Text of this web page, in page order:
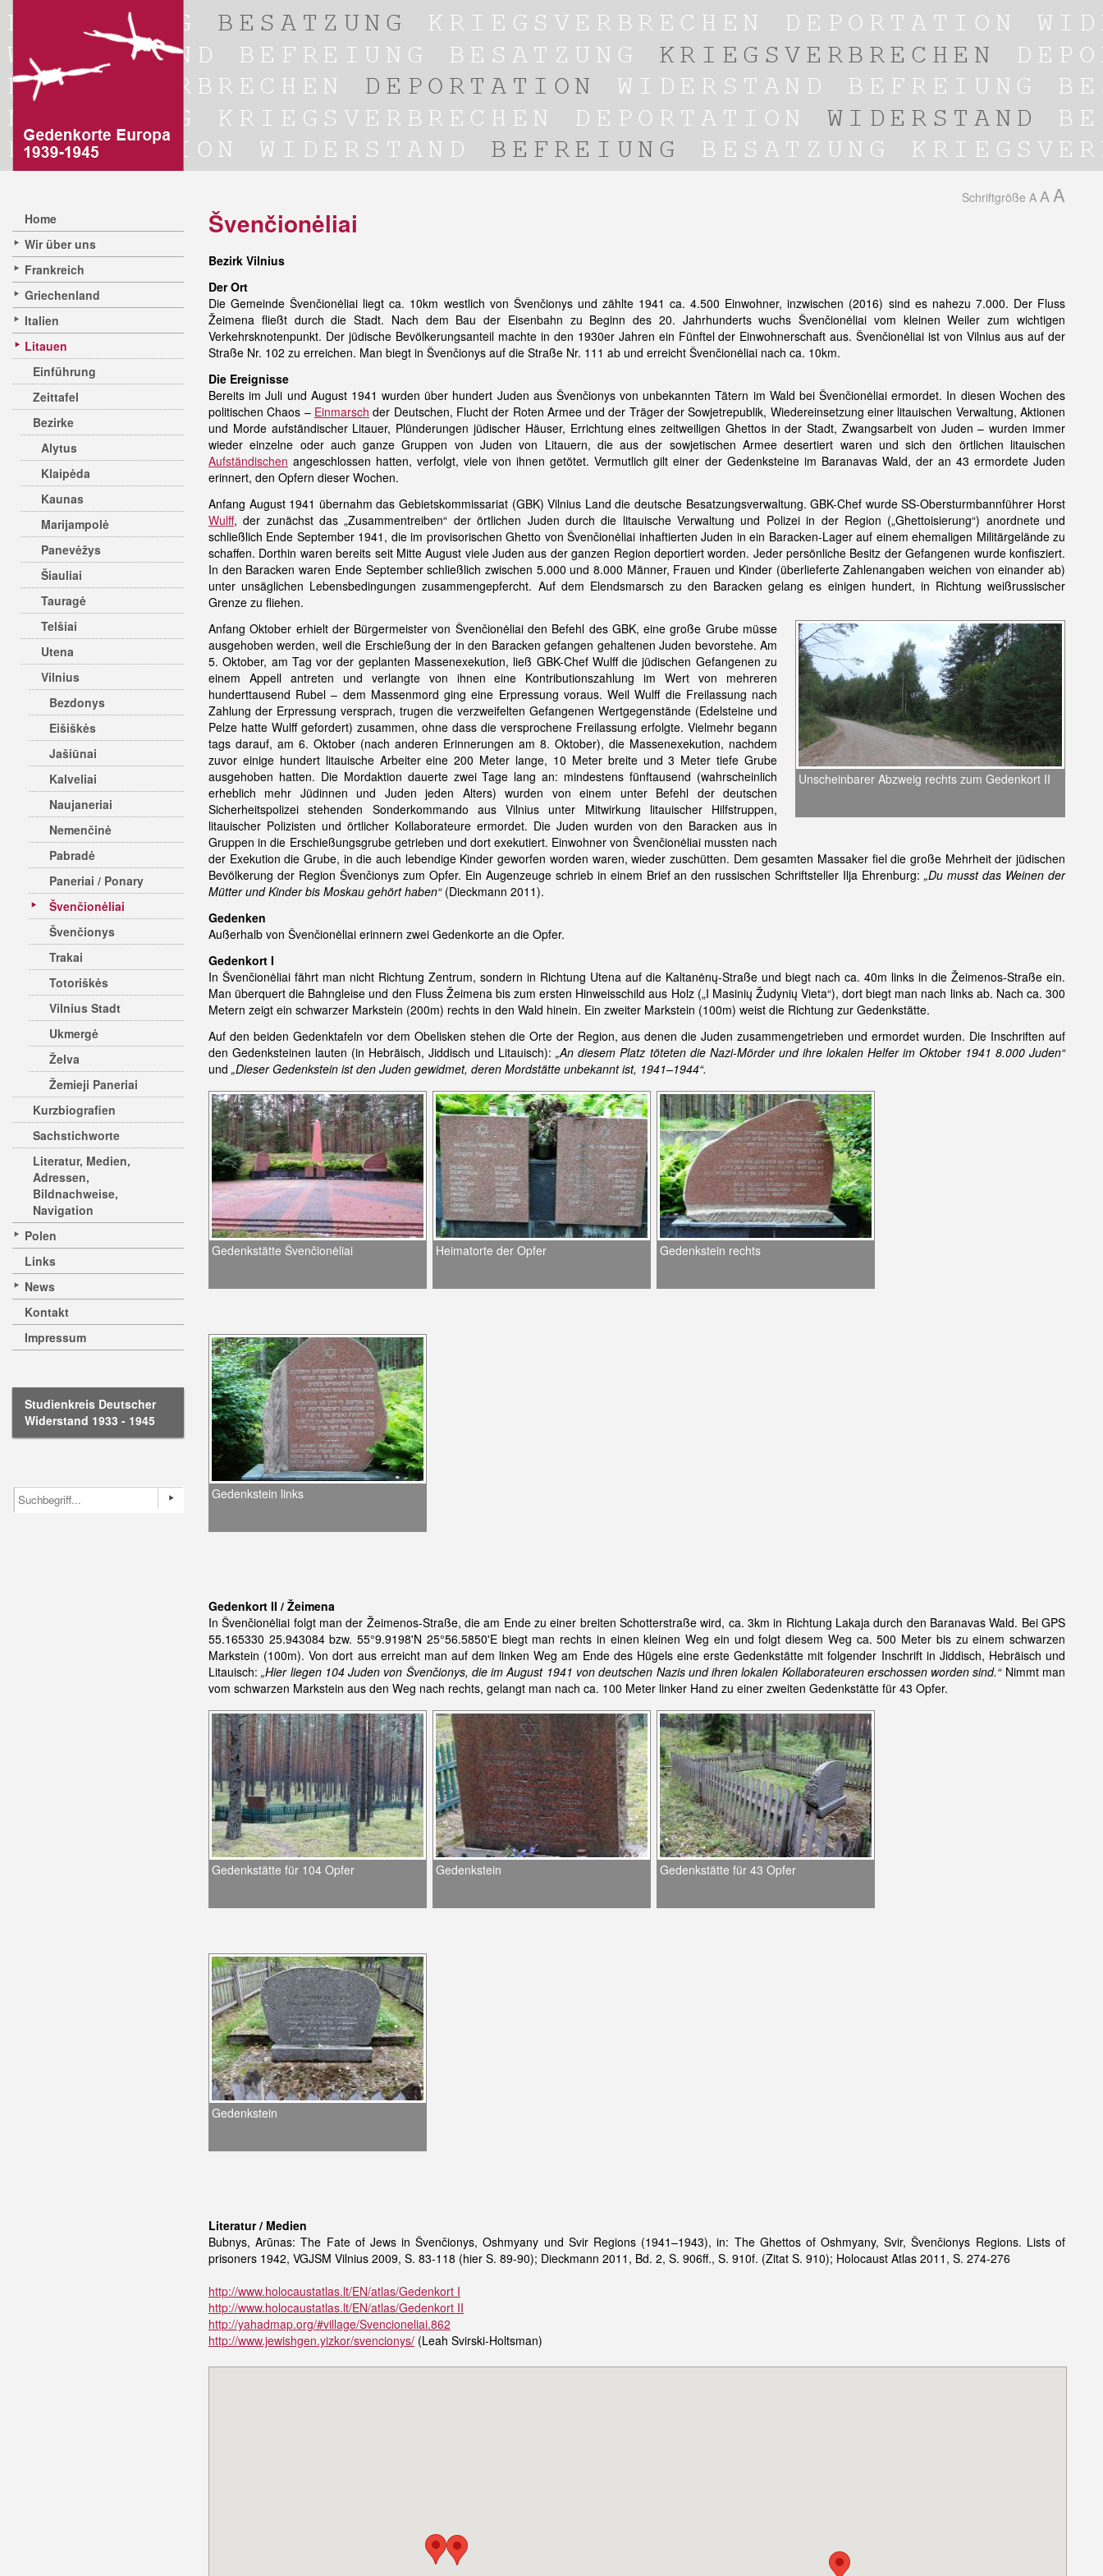
Home
Wir über uns
Frankreich
Griechenland
Italien
Litauen
Einführung
Zeittafel
Bezirke
Alytus
Klaipėda
Kaunas
Marijampolė
Panevėžys
Šiauliai
Tauragė
Telšiai
Utena
Vilnius
Bezdonys
Eišiškės
Jašiūnai
Kalveliai
Naujaneriai
Nemenčinė
Pabradė
Paneriai / Ponary
Švenčionėliai
Švenčionys
Trakai
Totoriškės
Vilnius Stadt
Ukmergė
Želva
Žemieji Paneriai
Kurzbiografien
Sachstichworte
Literatur, Medien,
Adressen,
Bildnachweise,
Navigation
Polen
Links
News
Kontakt
Impressum
Studienkreis Deutscher
Widerstand 1933 - 1945
Schriftgröße A A A
Švenčionėliai
Bezirk Vilnius
Der Ort
Die Gemeinde Švenčionėliai liegt ca. 10km westlich von Švenčionys und zählte 1941 ca. 4.500 Einwohner, inzwischen (2016) sind es nahezu 7.000. Der Fluss
Žeimena fließt durch die Stadt. Nach dem Bau der Eisenbahn zu Beginn des 20. Jahrhunderts wuchs Švenčionėliai vom kleinen Weiler zum wichtigen
Verkehrsknotenpunkt. Der jüdische Bevölkerungsanteil machte in den 1930er Jahren ein Fünftel der Einwohnerschaft aus. Švenčionėliai ist von Vilnius aus auf der
Straße Nr. 102 zu erreichen. Man biegt in Švenčionys auf die Straße Nr. 111 ab und erreicht Švenčionėliai nach ca. 10km.
Die Ereignisse
Bereits im Juli und August 1941 wurden über hundert Juden aus Švenčionys von unbekannten Tätern im Wald bei Švenčionėliai ermordet. In diesen Wochen des
politischen Chaos – Einmarsch der Deutschen, Flucht der Roten Armee und der Träger der Sowjetrepublik, Wiedereinsetzung einer litauischen Verwaltung, Aktionen
und Morde aufständischer Litauer, Plünderungen jüdischer Häuser, Errichtung eines zeitweiligen Ghettos in der Stadt, Zwangsarbeit von Juden – wurden immer
wieder einzelne oder auch ganze Gruppen von Juden von Litauern, die aus der sowjetischen Armee desertiert waren und sich den örtlichen litauischen
Aufständischen angeschlossen hatten, verfolgt, viele von ihnen getötet. Vermutlich gilt einer der Gedenksteine im Baranavas Wald, der an 43 ermordete Juden
erinnert, den Opfern dieser Wochen.
Anfang August 1941 übernahm das Gebietskommissariat (GBK) Vilnius Land die deutsche Besatzungsverwaltung. GBK-Chef wurde SS-Obersturmbannführer Horst
Wulff, der zunächst das „Zusammentreiben“ der örtlichen Juden durch die litauische Verwaltung und Polizei in der Region („Ghettoisierung“) anordnete und
schließlich Ende September 1941, die im provisorischen Ghetto von Švenčionėliai inhaftierten Juden in ein Baracken-Lager auf einem ehemaligen Militärgelände zu
schaffen. Dorthin waren bereits seit Mitte August viele Juden aus der ganzen Region deportiert worden. Jeder persönliche Besitz der Gefangenen wurde konfisziert.
In den Baracken waren Ende September schließlich zwischen 5.000 und 8.000 Männer, Frauen und Kinder (überlieferte Zahlenangaben weichen von einander ab)
unter unsäglichen Lebensbedingungen zusammengepfercht. Auf dem Elendsmarsch zu den Baracken gelang es einigen hundert, in Richtung weißrussischer
Grenze zu fliehen.
Unscheinbarer Abzweig rechts zum Gedenkort II
Anfang Oktober erhielt der Bürgermeister von Švenčionėliai den Befehl des GBK, eine große Grube müsse
ausgehoben werden, weil die Erschießung der in den Baracken gefangen gehaltenen Juden bevorstehe. Am
5. Oktober, am Tag vor der geplanten Massenexekution, ließ GBK-Chef Wulff die jüdischen Gefangenen zu
einem Appell antreten und verlangte von ihnen eine Kontributionszahlung im Wert von mehreren
hunderttausend Rubel – dem Massenmord ging eine Erpressung voraus. Weil Wulff die Freilassung nach
Zahlung der Erpressung versprach, trugen die verzweifelten Gefangenen Wertgegenstände (Edelsteine und
Pelze hatte Wulff gefordert) zusammen, ohne dass die versprochene Freilassung erfolgte. Vielmehr begann
tags darauf, am 6. Oktober (nach anderen Erinnerungen am 8. Oktober), die Massenexekution, nachdem
zuvor einige hundert litauische Arbeiter eine 200 Meter lange, 10 Meter breite und 3 Meter tiefe Grube
ausgehoben hatten. Die Mordaktion dauerte zwei Tage lang an: mindestens fünftausend (wahrscheinlich
erheblich mehr Jüdinnen und Juden jeden Alters) wurden von einem unter Befehl der deutschen
Sicherheitspolizei stehenden Sonderkommando aus Vilnius unter Mitwirkung litauischer Hilfstruppen,
litauischer Polizisten und örtlicher Kollaborateure ermordet. Die Juden wurden von den Baracken aus in
Gruppen in die Erschießungsgrube getrieben und dort exekutiert. Einwohner von Švenčionėliai mussten nach
der Exekution die Grube, in die auch lebendige Kinder geworfen worden waren, wieder zuschütten. Dem gesamten Massaker fiel die große Mehrheit der jüdischen
Bevölkerung der Region Švenčionys zum Opfer. Ein Augenzeuge schrieb in einem Brief an den russischen Schriftsteller Ilja Ehrenburg: „Du musst das Weinen der
Mütter und Kinder bis Moskau gehört haben“(Dieckmann 2011).
Gedenken
Außerhalb von Švenčionėliai erinnern zwei Gedenkorte an die Opfer.
Gedenkort I
In Švenčionėliai fährt man nicht Richtung Zentrum, sondern in Richtung Utena auf die Kaltanėnų-Straße und biegt nach ca. 40m links in die Žeimenos-Straße ein.
Man überquert die Bahngleise und den Fluss Žeimena bis zum ersten Hinweisschild aus Holz („I Masinių Žudynių Vieta“), dort biegt man nach links ab. Nach ca. 300
Metern zeigt ein schwarzer Markstein (200m) rechts in den Wald hinein. Ein zweiter Markstein (100m) weist die Richtung zur Gedenkstätte.
Auf den beiden Gedenktafeln vor dem Obelisken stehen die Orte der Region, aus denen die Juden zusammengetrieben und ermordet wurden. Die Inschriften auf
den Gedenksteinen lauten (in Hebräisch, Jiddisch und Litauisch):„An diesem Platz töteten die Nazi-Mörder und ihre lokalen Helfer im Oktober 1941 8.000 Juden“
und „Dieser Gedenkstein ist den Juden gewidmet, deren Mordstätte unbekannt ist, 1941–1944“.
Gedenkstätte Švenčionėliai Heimatorte der Opfer Gedenkstein rechts
Gedenkstein links
Gedenkort II / Žeimena
In Švenčionėliai folgt man der Žeimenos-Straße, die am Ende zu einer breiten Schotterstraße wird, ca. 3km in Richtung Lakaja durch den Baranavas Wald. Bei GPS
55.165330 25.943084 bzw. 55°9.9198'N 25°56.5850'E biegt man rechts in einen kleinen Weg ein und folgt diesem Weg ca. 500 Meter bis zu einem schwarzen
Markstein (100m). Von dort aus erreicht man auf dem linken Weg am Ende des Hügels eine erste Gedenkstätte mit folgender Inschrift in Jiddisch, Hebräisch und
Litauisch:„Hier liegen 104 Juden von Švenčionys, die im August 1941 von deutschen Nazis und ihren lokalen Kollaborateuren erschossen worden sind.“Nimmt man
vom schwarzen Markstein aus den Weg nach rechts, gelangt man nach ca. 100 Meter linker Hand zu einer zweiten Gedenkstätte für 43 Opfer.
Gedenkstätte für 104 Opfer Gedenkstein Gedenkstätte für 43 Opfer
Gedenkstein
Literatur / Medien
Bubnys, Arūnas: The Fate of Jews in Švenčionys, Oshmyany und Svir Regions (1941–1943), in: The Ghettos of Oshmyany, Svir, Švenčionys Regions. Lists of
prisoners 1942, VGJSM Vilnius 2009, S. 83-118 (hier S. 89-90); Dieckmann 2011, Bd. 2, S. 906ff., S. 910f. (Zitat S. 910); Holocaust Atlas 2011, S. 274-276
http://www.holocaustatlas.lt/EN/atlas/Gedenkort I
http://www.holocaustatlas.lt/EN/atlas/Gedenkort II
http://yahadmap.org/#village/Svencioneliai.862
http://www.jewishgen.yizkor/svencionys/ (Leah Svirski-Holtsman)